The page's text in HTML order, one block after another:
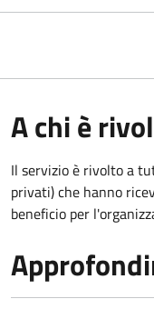
A chi è
Il servizio è rivolto a
privati) che hanno
beneficio per